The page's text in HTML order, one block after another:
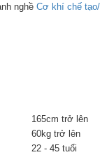
nghề Cơ khí chế
165cm trở lên
60kg trở lên
22 - 45 tuổi